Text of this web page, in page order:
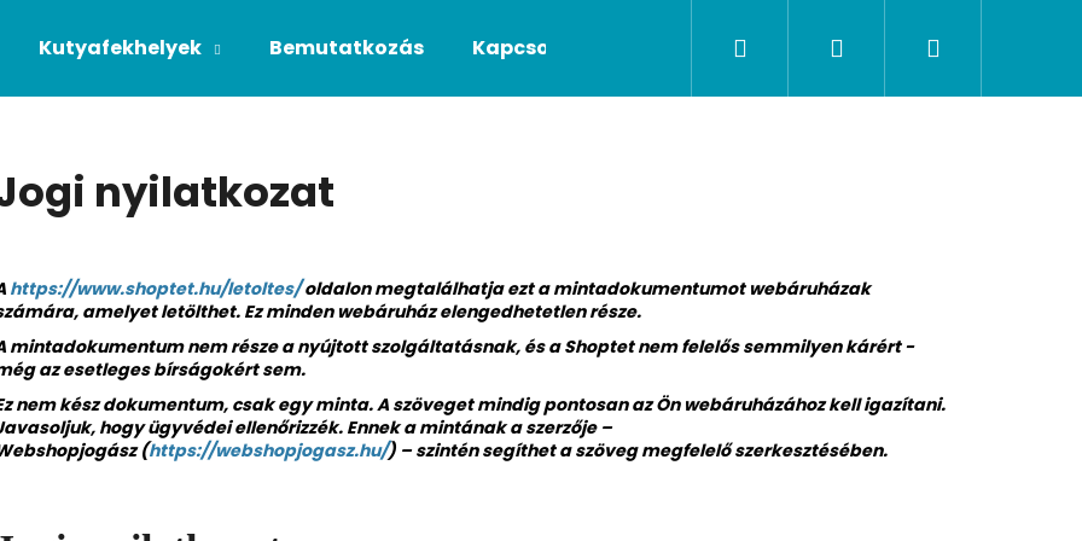
Kutyafekhelyek Bemutatkozás Kapcsolat KeresésBejelentkezés
Kosár
nyilatkozat
https://www.shoptet.hu/letoltes/oldalon megtalálhatja ezt a mintadokumentumot webáruházak
amelyet letölthet. Ez minden webáruház elengedhetetlen része.
mintadokumentum nem része a nyújtott szolgáltatásnak, és a Shoptet nem felelős semmilyen kárért -
az esetleges bírságokért sem.
nem kész dokumentum, csak egy minta. A szöveget mindig pontosan az Ön webáruházához kell igazítani.
hogy ügyvédei ellenőrizzék. Ennek a mintának a szerzője –
(https://webshopjogasz.hu/) – szintén segíthet a szöveg megfelelő szerkesztésében.